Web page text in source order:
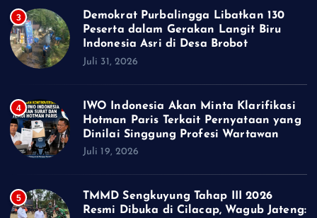
3
Demokrat Purbalingga Libatkan 130
Peserta dalam Gerakan Langit Biru
Indonesia Asri di Desa Brobot
Juli 31, 2026
4
IWO Indonesia Akan Minta Klarifikasi
Hotman Paris Terkait Pernyataan yang
Dinilai Singgung Profesi Wartawan
Juli 19, 2026
5
TMMD Sengkuyung Tahap III 2026
Resmi Dibuka di Cilacap, Wagub Jateng: